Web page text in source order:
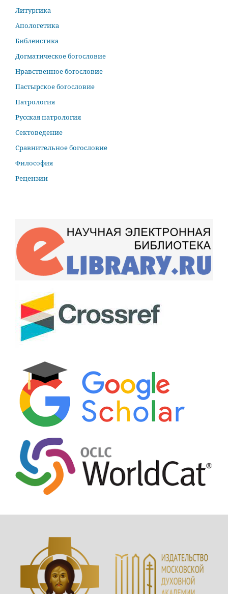
Литургика
Апологетика
Библеистика
Догматическое богословие
Нравственное богословие
Пастырское богословие
Патрология
Русская патрология
Сектоведение
Сравнительное богословие
Философия
Рецензии